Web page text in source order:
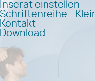
Inserat einstellen
Schriftenreihe -
Kontakt
Download